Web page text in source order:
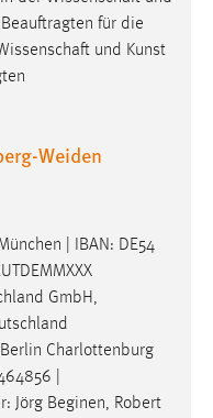
für die
und Kunst
Weiden
| IBAN: DE54
GmbH,
Charlottenburg
|
: Jörg Beginen, Robert